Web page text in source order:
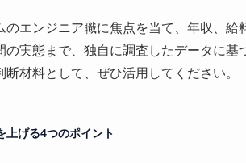
のエンジニア職に焦点を当て、年収、
の実態まで、独自に調査したデータに
材料として、ぜひ活用してください。
上げる4つのポイント